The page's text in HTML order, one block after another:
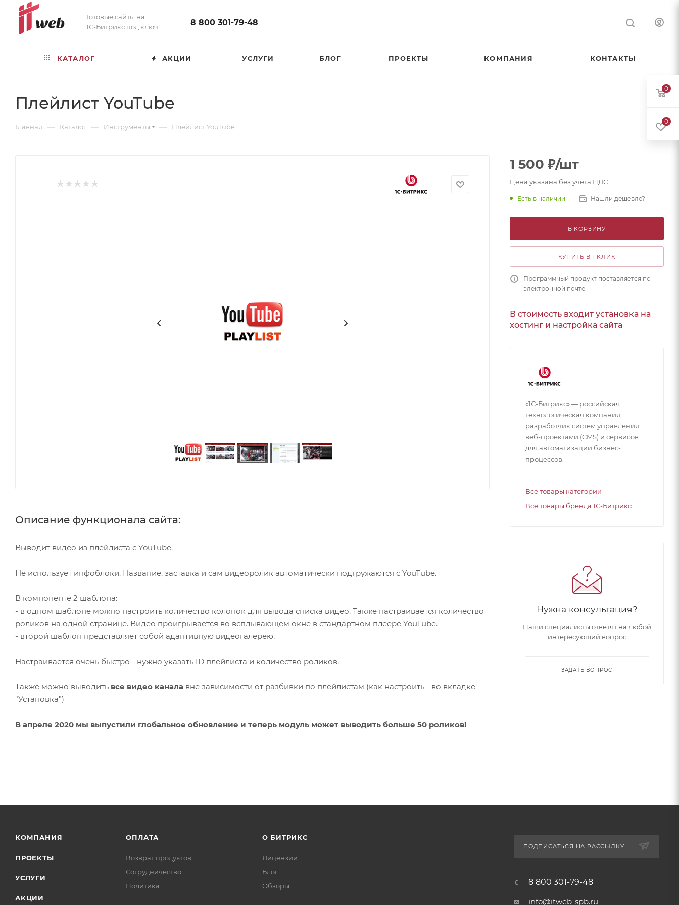
Готовые сайты на
1С-Битрикс под ключ
8 800 301-79-48
КАТАЛОГ АКЦИИ УСЛУГИ БЛОГ ПРОЕКТЫ КОМПАНИЯ КОНТАКТЫ
Плейлист YouTube
Главная — Каталог — Инструменты — Плейлист YouTube
Описание функционала сайта:
Выводит видео из плейлиста с YouTube.
Не использует инфоблоки. Название, заставка и сам видеоролик автоматически подгружаются с YouTube.
В компоненте 2 шаблона:
- в одном шаблоне можно настроить количество колонок для вывода списка видео. Также настраивается количество
роликов на одной странице. Видео проигрывается во всплывающем окне в стандартном плеере YouTube.
- второй шаблон представляет собой адаптивную видеогалерею.
Настраивается очень быстро - нужно указать ID плейлиста и количество роликов.
Также можно выводить все видео канала вне зависимости от разбивки по плейлистам (как настроить - во вкладке
"Установка")
В апреле 2020 мы выпустили глобальное обновление и теперь модуль может выводить больше 50 роликов!
1 500 ₽/шт
Цена указана без учета НДС
Есть в наличии Нашли дешевле?
В КОРЗИНУ
КУПИТЬ В 1 КЛИК
Программный продукт поставляется по
электронной почте
В стоимость входит установка на
хостинг и настройка сайта
«1С-Битрикс» — российская
технологическая компания,
разработчик систем управления
веб-проектами (CMS) и сервисов
для автоматизации бизнес-
процессов.
Все товары категории
Все товары бренда 1С-Битрикс
Нужна консультация?
Наши специалисты ответят на любой
интересующий вопрос
ЗАДАТЬ ВОПРОС
КОМПАНИЯ
ПРОЕКТЫ
УСЛУГИ
АКЦИИ
ОПЛАТА
Возврат продуктов
Сотрудничество
Политика
О БИТРИКС
Лицензии
Блог
Обзоры
ПОДПИСАТЬСЯ НА РАССЫЛКУ
8 800 301-79-48
info@itweb-spb.ru
0
0